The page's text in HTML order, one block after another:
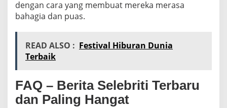
dengan cara yang membuat mereka merasa
bahagia dan puas.
READ ALSO : Festival Hiburan Dunia
Terbaik
FAQ – Berita Selebriti Terbaru
dan Paling Hangat